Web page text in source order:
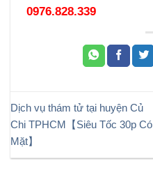
0976.828.339
Dịch vụ thám tử tại huyện Củ
Chi TPHCM【Siêu Tốc 30p Có
Mặt】